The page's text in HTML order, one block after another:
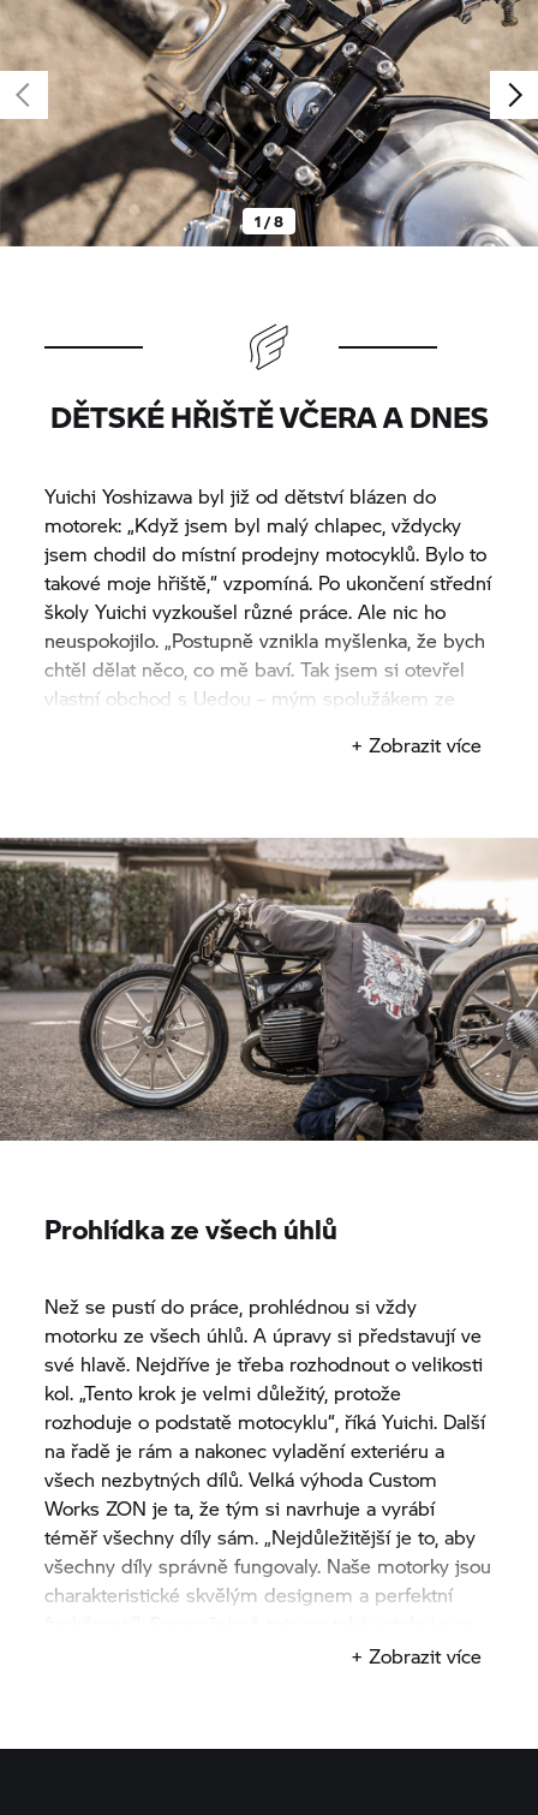
1 / 8
DĚTSKÉ HŘIŠTĚ VČERA A DNES
Yuichi Yoshizawa byl již od dětství blázen do
motorek: „Když jsem byl malý chlapec, vždycky
jsem chodil do místní prodejny motocyklů. Bylo to
takové moje hřiště,“ vzpomíná. Po ukončení střední
školy Yuichi vyzkoušel různé práce. Ale nic ho
neuspokojilo. „Postupně vznikla myšlenka, že bych
chtěl dělat něco, co mě baví. Tak jsem si otevřel
vlastní obchod s Uedou – mým spolužákem ze
+ Zobrazit více
Prohlídka ze všech úhlů
Než se pustí do práce, prohlédnou si vždy
motorku ze všech úhlů. A úpravy si představují ve
své hlavě. Nejdříve je třeba rozhodnout o velikosti
kol. „Tento krok je velmi důležitý, protože
rozhoduje o podstatě motocyklu“, říká Yuichi. Další
na řadě je rám a nakonec vyladění exteriéru a
všech nezbytných dílů. Velká výhoda Custom
Works ZON je ta, že tým si navrhuje a vyrábí
téměř všechny díly sám. „Nejdůležitější je to, aby
všechny díly správně fungovaly. Naše motorky jsou
charakteristické skvělým designem a perfektní
motocykl „Departed“ – i když v tomto případě šlo
+ Zobrazit více